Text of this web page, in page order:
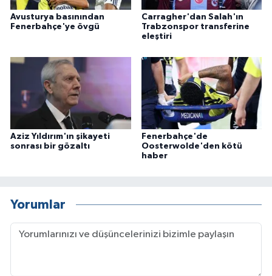
Avusturya basınından
Fenerbahçe'ye övgü
Carragher'dan Salah'ın
Trabzonspor transferine
eleştiri
Aziz Yıldırım'ın şikayeti
sonrası bir gözaltı
Fenerbahçe'de
Oosterwolde'den kötü
haber
Yorumlar